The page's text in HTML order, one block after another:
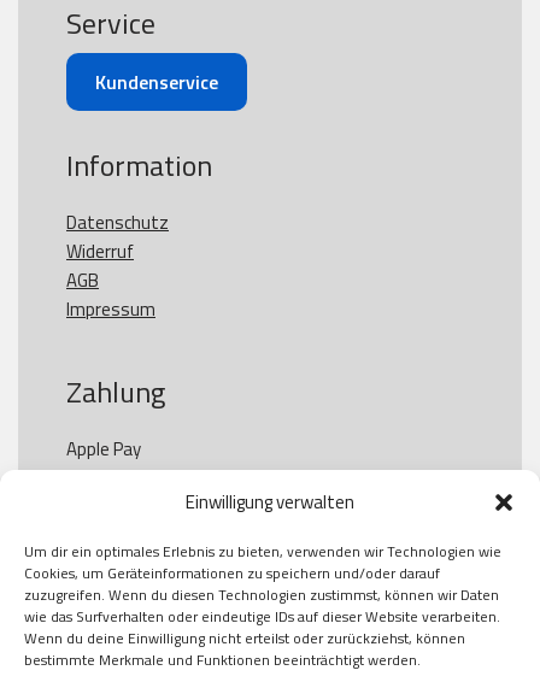
Einwilligung verwalten
Um dir ein optimales Erlebnis zu bieten, verwenden wir Technologien wie
Cookies, um Geräteinformationen zu speichern und/oder darauf
zuzugreifen. Wenn du diesen Technologien zustimmst, können wir Daten
wie das Surfverhalten oder eindeutige IDs auf dieser Website verarbeiten.
Wenn du deine Einwilligung nicht erteilst oder zurückziehst, können
bestimmte Merkmale und Funktionen beeinträchtigt werden.
Service
Kundenservice
Information
Datenschutz
Widerruf
AGB
Impressum
Zahlung
Apple Pay
Paypal
Kauf auf Rechung
Klarna
American Express